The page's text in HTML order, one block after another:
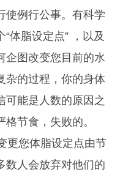
使例行公事。有科学
体脂设定点” ，以及
企图改变您目前的水
杂的过程，你的身体
可能是人数的原因之
节食，失败的。
更您体脂设定点由节
数人会放弃对他们的